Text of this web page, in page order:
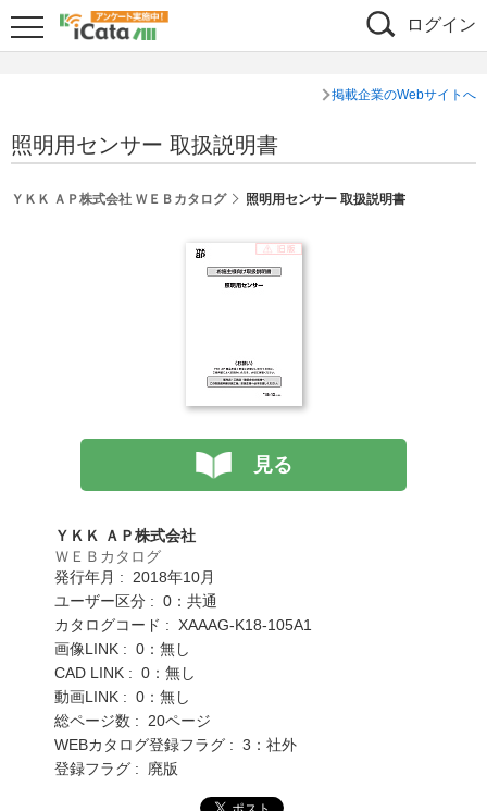
ログイン
掲載企業のWebサイトへ
照明用センサー 取扱説明書
ＹＫＫ ＡＰ株式会社 ＷＥＢカタログ 照明用センサー 取扱説明書
見る
ＹＫＫ ＡＰ株式会社
ＷＥＢカタログ
発行年月 : 2018年10月
ユーザー区分 : 0：共通
カタログコード : XAAAG-K18-105A1
画像LINK : 0：無し
CAD LINK : 0：無し
動画LINK : 0：無し
総ページ数 : 20ページ
WEBカタログ登録フラグ : 3：社外
登録フラグ : 廃版